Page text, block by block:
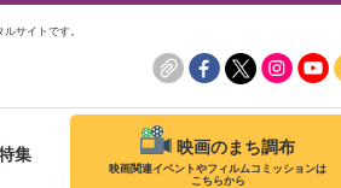
サイトです。
集 映画のまち調布
映画関連イベントやフィルムコミッションは
こちらから